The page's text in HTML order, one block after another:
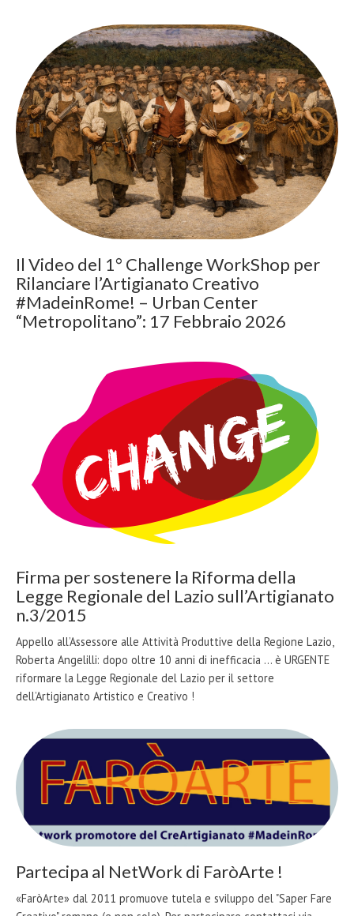
Il Video del 1° Challenge WorkShop per
Rilanciare l’Artigianato Creativo
#MadeinRome! – Urban Center
“Metropolitano”: 17 Febbraio 2026
Firma per sostenere la Riforma della
Legge Regionale del Lazio sull’Artigianato
n.3/2015
Appello all’Assessore alle Attività Produttive della Regione Lazio,
Roberta Angelilli: dopo oltre 10 anni di inefficacia ... è URGENTE
riformare la Legge Regionale del Lazio per il settore
dell’Artigianato Artistico e Creativo !
Partecipa al NetWork di FaròArte !
«FaròArte» dal 2011 promuove tutela e sviluppo del "Saper Fare